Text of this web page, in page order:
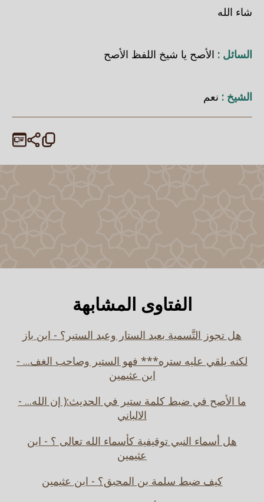
شاء الله
السائل : الأصح يا شيخ اللفظ الأصح
الشيخ : نعم
الفتاوى المشابهة
هل تجوز التَّسمية بعبد الستار وعبد الستير؟ - ابن باز
لكنه يلقي عليه ستره*** فهو الستير وصاحب الغف... -
ابن عثيمين
ما الأصح في ضبط كلمة ستير في الحديث:( إن الله... -
الالباني
هل أسماء النبي توقيفية كأسماء الله تعالى ؟ - ابن
عثيمين
كيف ضبط سلمة بن المحبق؟ - ابن عثيمين